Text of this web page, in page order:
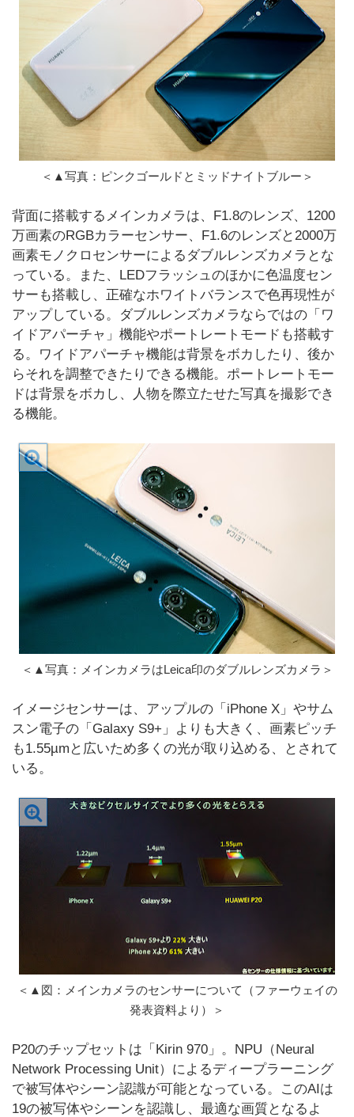
＜▲写真：ピンクゴールドとミッドナイトブルー＞
背面に搭載するメインカメラは、F1.8のレンズ、1200
万画素のRGBカラーセンサー、F1.6のレンズと2000万
画素モノクロセンサーによるダブルレンズカメラとな
っている。また、LEDフラッシュのほかに色温度セン
サーも搭載し、正確なホワイトバランスで色再現性が
アップしている。ダブルレンズカメラならではの「ワ
イドアパーチャ」機能やポートレートモードも搭載す
る。ワイドアパーチャ機能は背景をボカしたり、後か
らそれを調整できたりできる機能。ポートレートモー
ドは背景をボカし、人物を際立たせた写真を撮影でき
る機能。
＜▲写真：メインカメラはLeica印のダブルレンズカメラ＞
イメージセンサーは、アップルの「iPhone X」やサム
スン電子の「Galaxy S9+」よりも大きく、画素ピッチ
も1.55µmと広いため多くの光が取り込める、とされて
いる。
＜▲図：メインカメラのセンサーについて（ファーウェイの
発表資料より）＞
P20のチップセットは「Kirin 970」。NPU（Neural
Network Processing Unit）によるディープラーニング
で被写体やシーン認識が可能となっている。このAIは
19の被写体やシーンを認識し、最適な画質となるよ